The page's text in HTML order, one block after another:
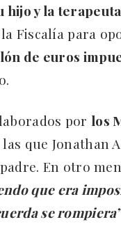
hijo y la
Fiscalía para
de euros
por los
que Jonathan
En otro
que era
se